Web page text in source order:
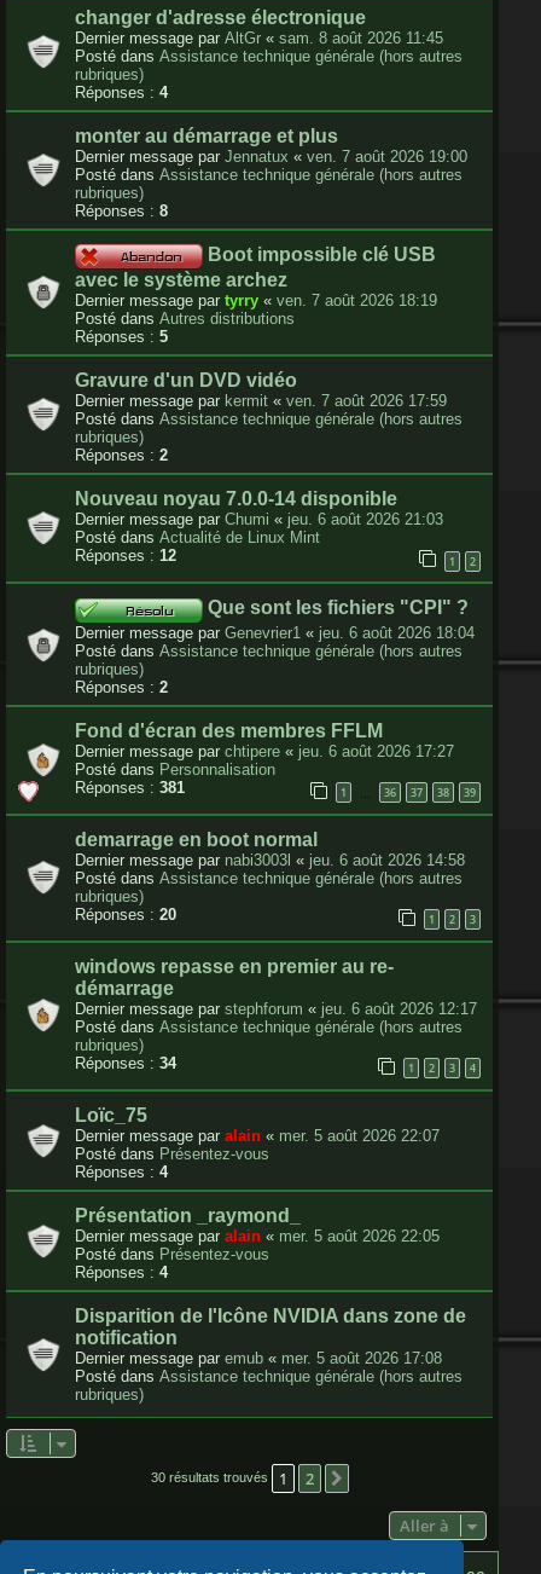
changer d'adresse électronique
Dernier message par AltGr « sam. 8 août 2026 11:45
Posté dans Assistance technique générale (hors autres
rubriques)
Réponses : 4
monter au démarrage et plus
Dernier message par Jennatux « ven. 7 août 2026 19:00
Posté dans Assistance technique générale (hors autres
rubriques)
Réponses : 8
Boot impossible clé USB
avec le système archez
Dernier message par tyrry « ven. 7 août 2026 18:19
Posté dans Autres distributions
Réponses : 5
Gravure d'un DVD vidéo
Dernier message par kermit « ven. 7 août 2026 17:59
Posté dans Assistance technique générale (hors autres
rubriques)
Réponses : 2
Nouveau noyau 7.0.0-14 disponible
Dernier message par Chumi « jeu. 6 août 2026 21:03
Posté dans Actualité de Linux Mint
Réponses : 12 1 2
Que sont les fichiers "CPI" ?
Dernier message par Genevrier1 « jeu. 6 août 2026 18:04
Posté dans Assistance technique générale (hors autres
rubriques)
Réponses : 2
Fond d'écran des membres FFLM
Dernier message par chtipere « jeu. 6 août 2026 17:27
Posté dans Personnalisation
Réponses : 381 1 36 37 38 39
demarrage en boot normal
Dernier message par nabi3003l « jeu. 6 août 2026 14:58
Posté dans Assistance technique générale (hors autres
rubriques)
Réponses : 20 1 2 3
windows repasse en premier au re-
démarrage
Dernier message par stephforum « jeu. 6 août 2026 12:17
Posté dans Assistance technique générale (hors autres
rubriques)
Réponses : 34 1 2 3 4
Loïc_75
Dernier message par alain « mer. 5 août 2026 22:07
Posté dans Présentez-vous
Réponses : 4
Présentation _raymond_
Dernier message par alain « mer. 5 août 2026 22:05
Posté dans Présentez-vous
Réponses : 4
Disparition de l'Icône NVIDIA dans zone de
notification
Dernier message par emub « mer. 5 août 2026 17:08
Posté dans Assistance technique générale (hors autres
rubriques)
30 résultats trouvés 1 2
Aller à